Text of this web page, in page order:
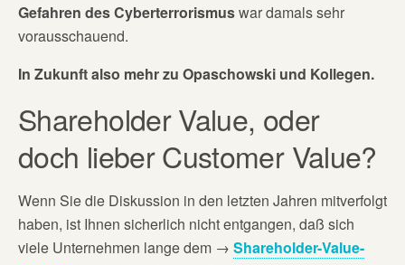
Gefahren des Cyberterrorismuswar damals sehr
vorausschauend.
In Zukunft also mehr zu Opaschowski und Kollegen.
Shareholder Value, oder
doch lieber Customer Value?
Wenn Sie die Diskussion in den letzten Jahren mitverfolgt
haben, ist Ihnen sicherlich nicht entgangen, daß sich
viele Unternehmen lange dem → Shareholder-Value-